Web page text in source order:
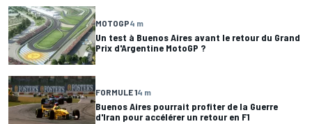
MOTOGP4 m
Un test à Buenos Aires avant le retour du Grand
Prix d'Argentine MotoGP ?
FORMULE 14 m
Buenos Aires pourrait profiter de la Guerre
d'Iran pour accélérer un retour en F1